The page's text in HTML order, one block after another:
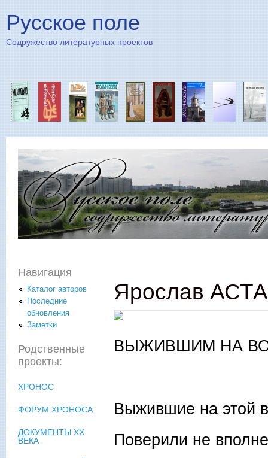
Русское поле
Содружество литературных проектов
Ярослав
ВЫЖИВШИМ НА
Выжившие на этой
Поверили не
Навигация
Каталог авторов
Последние
обновления
Заметки
Родственные
проекты:
ХРОНОС
ФОРУМ ХРОНОСА
ДОКУМЕНТЫ XX
ВЕКА